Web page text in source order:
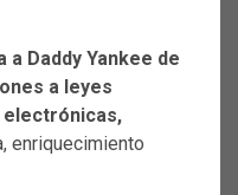
a Daddy Yankee de
a leyes
enriquecimiento